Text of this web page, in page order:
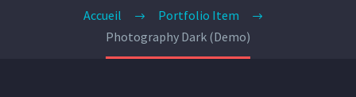
Accueil
Portfolio Item
Photography Dark (Demo)